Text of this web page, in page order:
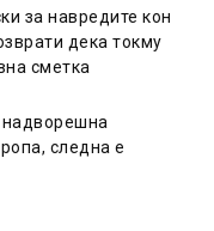
за навредите кон
дека токму
сметка
надворешна
следна е